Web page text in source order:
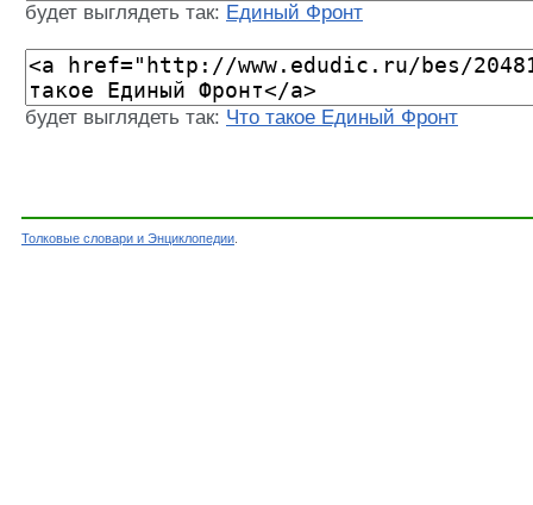
будет выглядеть так: Единый Фронт
будет выглядеть так: Что такое Единый Фронт
Толковые словари и Энциклопедии